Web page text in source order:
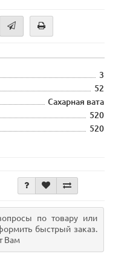
3
52
Сахарная вата
520
520
по товару или
быстрый заказ.
Вам